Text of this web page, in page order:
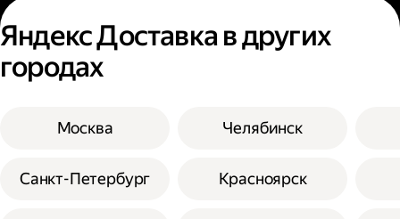
Яндекс Доставка в других
городах
Москва
Санкт-Петербург
Челябинск
Красноярск